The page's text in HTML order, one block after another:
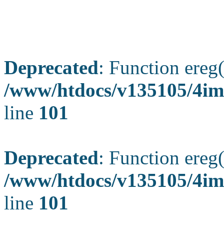
Deprecated: Function
/www/htdocs/v135105/
line 101
Deprecated: Function
/www/htdocs/v135105/
line 101